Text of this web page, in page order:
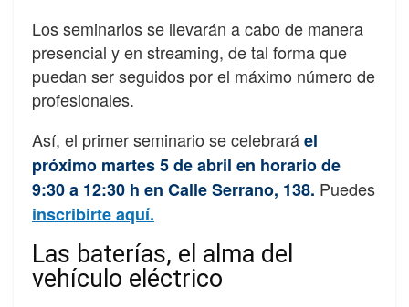
Los seminarios se llevarán a cabo de manera
presencial y en streaming, de tal forma que
puedan ser seguidos por el máximo número de
profesionales.
Así, el primer seminario se celebraráel
próximo martes 5 de abril en horario de
9:30 a 12:30 h en Calle Serrano, 138. Puedes
inscribirte aquí.
Las baterías, el alma del
vehículo eléctrico